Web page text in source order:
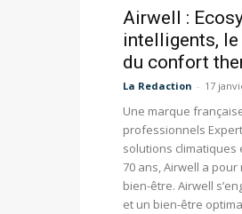
Airwell :
intelligents,
du confort
La Redaction - 17
Une marque
professionnels
solutions climatiques
70 ans, Airwell a
bien-être. Airwell
et un bien-être